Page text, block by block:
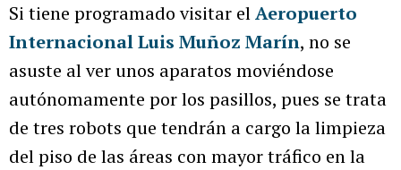
Si tiene programado visitar elAeropuerto
Internacional Luis Muñoz Marín, no se
asuste al ver unos aparatos moviéndose
autónomamente por los pasillos, pues se trata
de tres robots que tendrán a cargo la limpieza
del piso de las áreas con mayor tráfico en la